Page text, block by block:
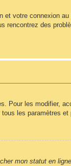
votre connexion
des
Pour les modifier,
les paramètres
mon statut en ligne